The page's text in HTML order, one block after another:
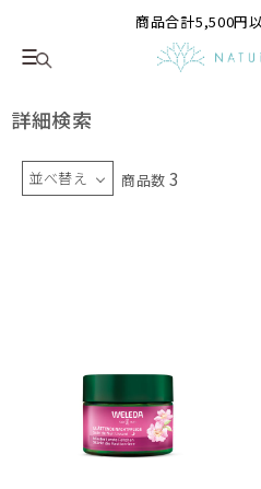
商品合計5,500円
詳細検索
並べ替え 商品数 3